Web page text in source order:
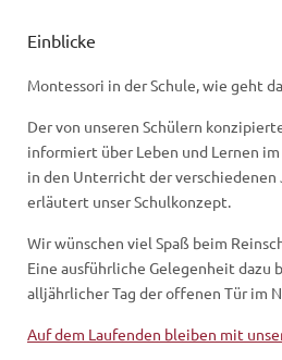
Einblicke
Montessori in der Schule, wie geht
Der von unseren Schülern
informiert über Leben und Lernen
in den Unterricht der verschiedenen
erläutert unser Schulkonzept.
Wir wünschen viel Spaß beim
Eine ausführliche Gelegenheit dazu
alljährlicher Tag der offenen Tür im
Auf dem Laufenden bleiben mit